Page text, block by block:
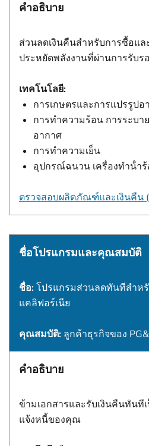
คำอธิบาย
ส่วนลดเงินคืนสําหรับการซื้อแ
ประหยัดพลังงานที่ผ่านการรับร
เทคโนโลยี:
การเกษตรและการแปรรูปอ
การทําความร้อน การระบา
อากาศ
การทําความเย็น
อุปกรณ์ฉนวน เครื่องทําน้ํา
ตรวจสอบผลิตภัณฑ์และเงินคืน
ชื่อโปรแกรมและคุณสมบัติ
ชื่อ:โปรแกรมส่วนลดทันทีสําห
แคลิฟอร์เนีย
คุณสมบัติ: ลูกค้าธุรกิจของ
คำอธิบาย
ข้ามเอกสารและรับเงินคืนทันที
แจ้งหนี้ของคุณ